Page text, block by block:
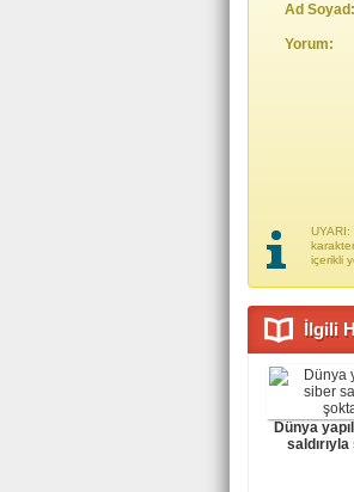
Ad Soyad:
Yorum:
UYARI:
içerikli
İlgili
Dünya